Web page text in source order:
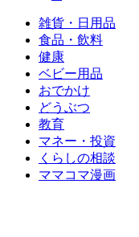
雑貨・日用品
食品・飲料
健康
ベビー用品
おでかけ
どうぶつ
教育
マネー・投資
くらしの相談
ママコマ漫画